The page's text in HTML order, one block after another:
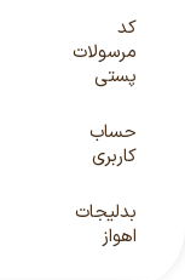
کد
مرسولات
پستی
حساب
کاربری
بدلیجات
اهواز